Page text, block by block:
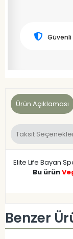
Güvenli
Ürün Açıklaması
Taksit
Elite Life Bayan
Bu ürün
Benzer